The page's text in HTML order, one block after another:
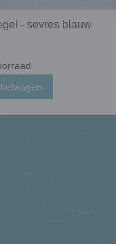
- sevres blauw